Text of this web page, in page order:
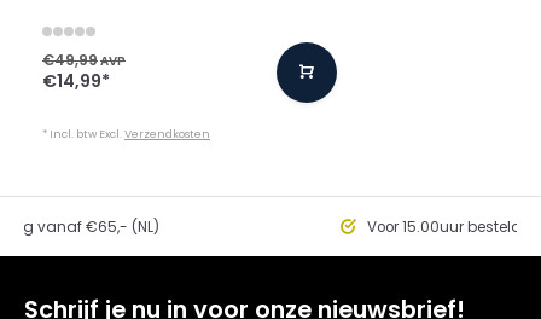
€49,99AVP
€14,99*
* Incl. btw Excl.Verzendkosten
vanaf €65,- (NL) Voor 15.00uur besteld,
Schrijf je nu in voor onze nieuwsbrief!